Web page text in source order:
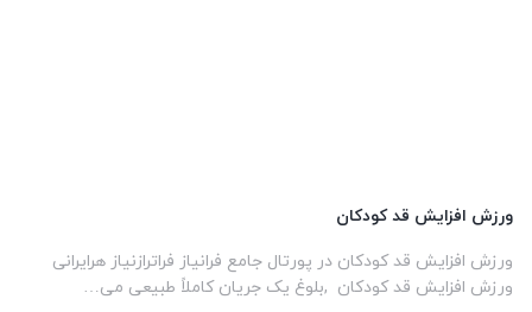
ورزش افزایش قد کودکان
ورزش افزایش قد کودکان در پورتال جامع فرانیاز فراترازنیاز هرایرانی
ورزش افزایش قد کودکان ,بلوغ یک جریان کاملاً طبیعی می…